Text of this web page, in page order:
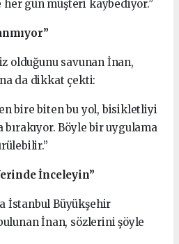
gün müşteri kaybediyor.”
olduğunu savunan İnan,
da dikkat çekti:
bire biten bu yol, bisikletliyi
Böyle bir uygulama
İnceleyin”
İstanbul Büyükşehir
İnan, sözlerini şöyle